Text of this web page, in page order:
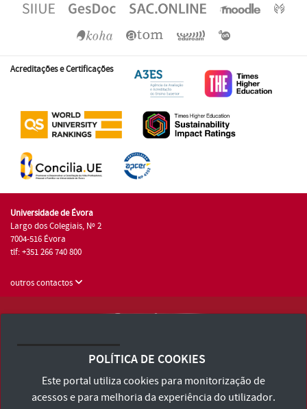
Acreditações e Certificações
Universidade de Évora
Largo dos Colegiais, Nº 2
7004-516 Évora
tlf: +351 266 740 800
outros contactos
Consulte os Termos e Condições e Política de Privacidade
Declaração de Acessibilidade
POLÍTICA DE COOKIES
Este portal utiliza cookies para monitorização de
acessos e para melhoria da experiência do utilizador.